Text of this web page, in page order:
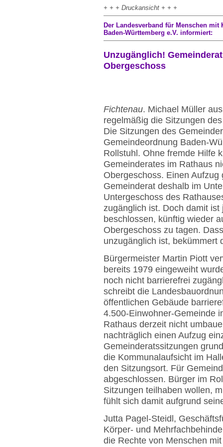
+ + + Druckansicht + + +
Der Landesverband für Menschen
Baden-Württemberg e.V. informiert:
Unzugänglich!
Obergeschoss
Fichtenau. Michael Müller
regelmäßig die Sitzungen
Die Sitzungen des
Gemeindeordnung Baden-
Rollstuhl. Ohne fremde Hilfe
Gemeinderates im Rathaus
Obergeschoss. Einen
Gemeinderat deshalb im
Untergeschoss des
zugänglich ist. Doch damit
beschlossen, künftig wieder
Obergeschoss zu tagen.
unzugänglich ist, bekümmert
Bürgermeister Martin Piott
bereits 1979 eingeweiht
noch nicht barrierefrei
schreibt die
öffentlichen Gebäude
4.500-Einwohner-Gemeinde
Rathaus derzeit nicht
nachträglich einen Aufzug
Gemeinderatssitzungen
die Kommunalaufsicht im
den Sitzungsort. Für
abgeschlossen. Bürger im
Sitzungen teilhaben wollen,
fühlt sich damit aufgrund
Jutta Pagel-Steidl,
Körper- und
die Rechte von Menschen